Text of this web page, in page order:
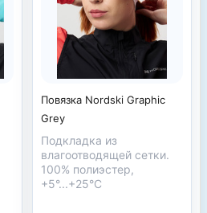
Повязка Nordski Graphic
Grey
Подкладка из
влагоотводящей сетки.
100% полиэстер,
+5°...+25°С